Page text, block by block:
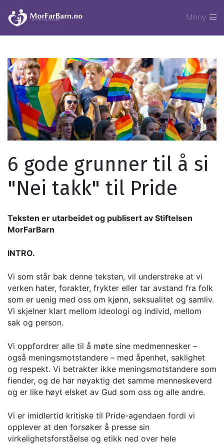
Meny
6 gode grunner til å si
"Nei takk" til Pride
Teksten er utarbeidet og publisert av Stiftelsen
MorFarBarn
INTRO.
Vi som står bak denne teksten, vil understreke at vi
verken hater, forakter, frykter eller tar avstand fra folk
som er uenig med oss om kjønn, seksualitet og samliv.
Vi skjelner klart mellom ideologi og individ, mellom
sak og person.
Vi oppfordrer alle til å møte sine medmennesker –
også meningsmotstandere – med åpenhet, saklighet
og respekt. Vi betrakter ikke meningsmotstandere som
fiender, og de har nøyaktig det samme menneskeverd
og er like høyt elsket av Gud som oss og alle andre.
Vi er imidlertid kritiske til Pride-agendaen fordi vi
opplever at den forsøker å presse sin
virkelighetsforståelse og etikk ned over hele